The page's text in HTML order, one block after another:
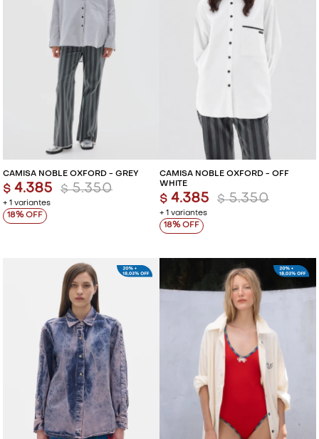
CAMISA NOBLE OXFORD - GREY
+ 1 variantes
$ 4.385 $ 5.350
18
CAMISA NOBLE OXFORD - OFF
WHITE
+ 1 variantes
$ 4.385 $ 5.350
18